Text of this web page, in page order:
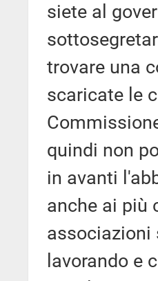
siete al
trovare una
scaricate le
quindi non
in avanti
anche ai più
associazioni
lavorando e